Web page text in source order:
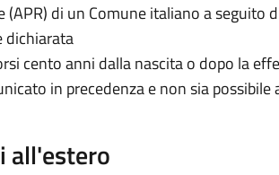
(APR) di un Comune italiano a
dichiarata
cento anni dalla nascita o dopo la
in precedenza e non sia
all'estero